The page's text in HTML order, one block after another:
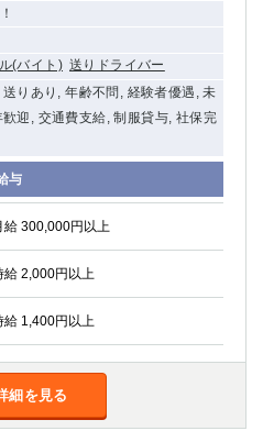
(バイト) 送りドライバー
りあり, 年齢不問, 経験者優遇, 未
迎, 交通費支給, 制服貸与, 社保完
与
給 300,000円以上
給 2,000円以上
給 1,400円以上
細を見る
浜
の口
塚
蔵新城
ヶ崎
まプラーザ
模原
須賀